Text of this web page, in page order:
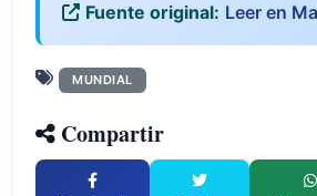
Fuente original: Leer en
MUNDIAL
Compartir